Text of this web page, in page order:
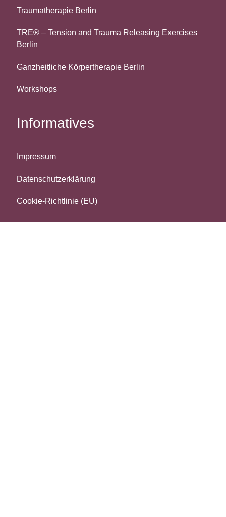
Traumatherapie Berlin
TRE® – Tension and Trauma Releasing Exercises
Berlin
Ganzheitliche Körpertherapie Berlin
Workshops
Informatives
Impressum
Datenschutzerklärung
Cookie-Richtlinie (EU)